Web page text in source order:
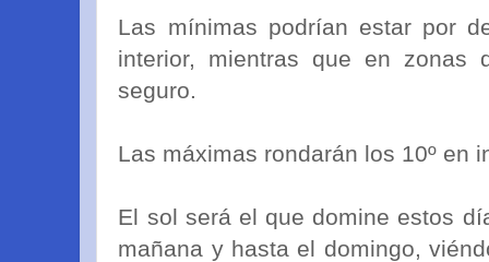
Las mínimas podrían estar por
interior, mientras que en zonas
seguro.
Las máximas rondarán los 10º en
El sol será el que domine estos
mañana y hasta el domingo,